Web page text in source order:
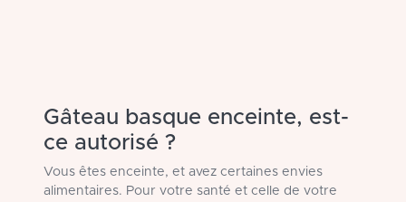
Gâteau basque enceinte, est-
ce autorisé ?
Vous êtes enceinte, et avez certaines envies
alimentaires. Pour votre santé et celle de votre